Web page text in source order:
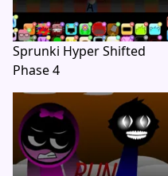
Sprunki Hyper Shifted
Phase 4